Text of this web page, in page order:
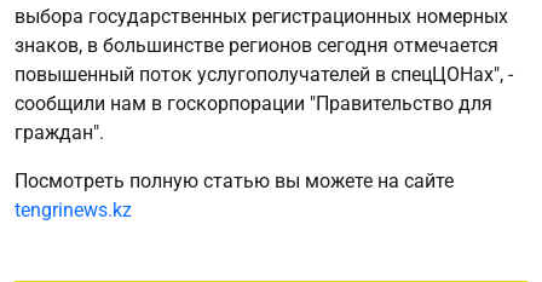
выбора государственных регистрационных номерных
знаков, в большинстве регионов сегодня отмечается
повышенный поток услугополучателей в спецЦОНах", -
сообщили нам в госкорпорации "Правительство для
граждан".
Посмотреть полную статью вы можете на сайте
tengrinews.kz